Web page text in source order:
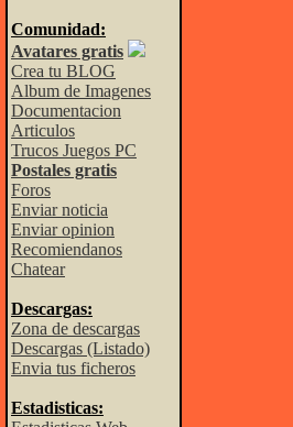
Comunidad:
Avatares gratis
Crea tu BLOG
Album de Imagenes
Documentacion
Articulos
Trucos Juegos PC
Postales gratis
Foros
Enviar noticia
Enviar opinion
Recomiendanos
Chatear
Descargas:
Zona de descargas
Descargas (Listado)
Envia tus ficheros
Estadisticas: